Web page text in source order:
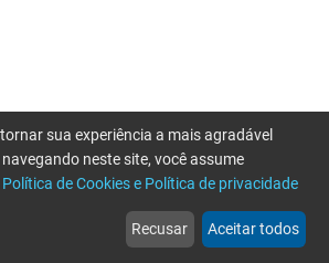
web
Notícias
more_horiz
Mais
sua experiência a mais agradável
neste site, você assume
Política de Cookies e Política de privacidade
Recusar Aceitar todos
por favor tente novamente